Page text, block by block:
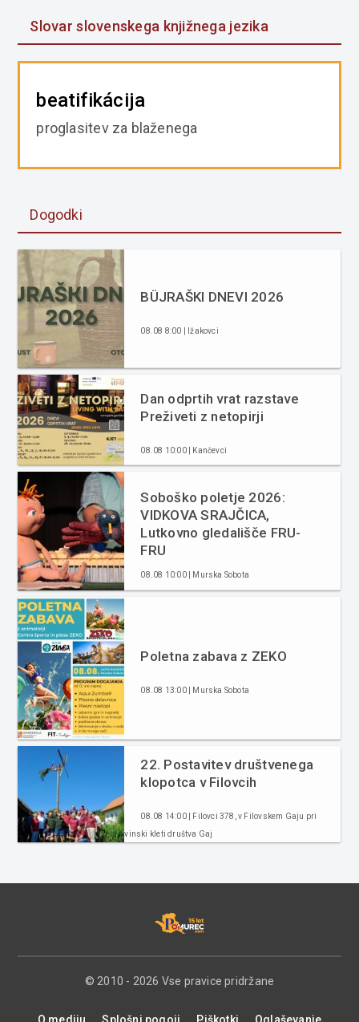
Slovar slovenskega knjižnega jezika
beatifikácija
proglasitev za blaženega
Dogodki
BÜJRAŠKI DNEVI 2026
08.08 8:00 | Ižakovci
Dan odprtih vrat razstave
Preživeti z netopirji
08.08 10:00 | Kančevci
Soboško poletje 2026:
VIDKOVA SRAJČICA,
Lutkovno gledališče FRU-
FRU
08.08 10:00 | Murska Sobota
Poletna zabava z ZEKO
08.08 13:00 | Murska Sobota
22. Postavitev društvenega
klopotca v Filovcih
08.08 14:00 | Filovci 378, v Filovskem Gaju pri
vinski kleti društva Gaj
© 2010 - 2026 Vse pravice pridržane